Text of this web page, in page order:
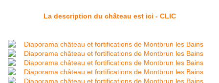
La description du château est ici - CLIC